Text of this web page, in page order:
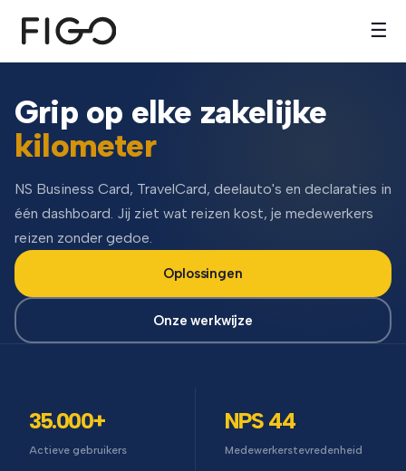
☰
Grip op elke zakelijke
kilometer
NS Business Card, TravelCard, deelauto's en declaraties in
één dashboard. Jij ziet wat reizen kost, je medewerkers
reizen zonder gedoe.
Oplossingen
Onze werkwijze
35.000+
Actieve gebruikers
NPS 44
Medewerkerstevredenheid